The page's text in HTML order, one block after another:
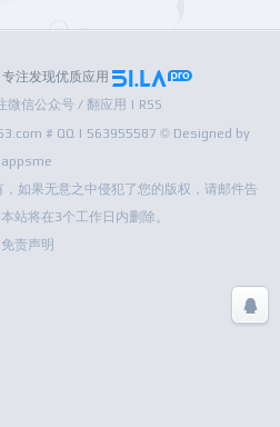
注发现优质应用
微信公众号 / 翻应用 | RSS
# QQ | 563955587 © Designed by
iappsme
如果无意之中侵犯了您的版权，请邮件告
站将在3个工作日内删除。
免责声明